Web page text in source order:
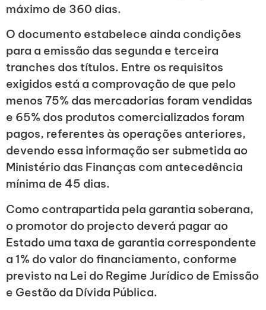
máximo de 360 dias.
O documento estabelece ainda condições
para a emissão das segunda e terceira
tranches dos títulos. Entre os requisitos
exigidos está a comprovação de que pelo
menos 75% das mercadorias foram vendidas
e 65% dos produtos comercializados foram
pagos, referentes às operações anteriores,
devendo essa informação ser submetida ao
Ministério das Finanças com antecedência
mínima de 45 dias.
Como contrapartida pela garantia soberana,
o promotor do projecto deverá pagar ao
Estado uma taxa de garantia correspondente
a 1% do valor do financiamento, conforme
previsto na Lei do Regime Jurídico de Emissão
e Gestão da Dívida Pública.